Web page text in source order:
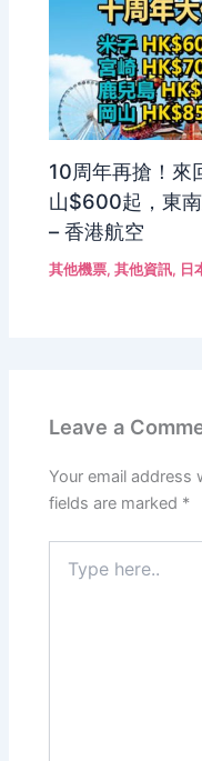
10周年再搶！來
山$600起，東
– 香港航空
其他機票,其他資訊, 日
Leave a
Your email address
fields are marked *
here..